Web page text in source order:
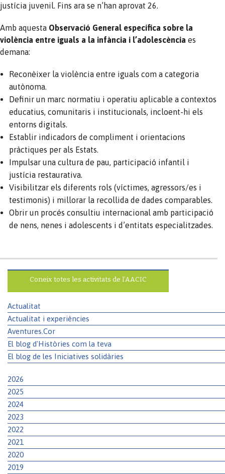
justícia juvenil. Fins ara se n’han aprovat 26.
Amb aquesta Observació General específica sobre la
violència entre iguals a la infància i l’adolescència es
demana:
Reconèixer la violència entre iguals com a categoria
autònoma.
Definir un marc normatiu i operatiu aplicable a contextos
educatius, comunitaris i institucionals, incloent-hi els
entorns digitals.
Establir indicadors de compliment i orientacions
pràctiques per als Estats.
Impulsar una cultura de pau, participació infantil i
justícia restaurativa.
Visibilitzar els diferents rols (víctimes, agressors/es i
testimonis) i millorar la recollida de dades comparables.
Obrir un procés consultiu internacional amb participació
de nens, nenes i adolescents i d’entitats especialitzades.
Coneix totes les activitats de l’AACIC
Actualitat
Actualitat i experiències
Aventures.Cor
El blog d'Històries com la teva
El blog de les Iniciatives solidàries
2026
2025
2024
2023
2022
2021
2020
2019